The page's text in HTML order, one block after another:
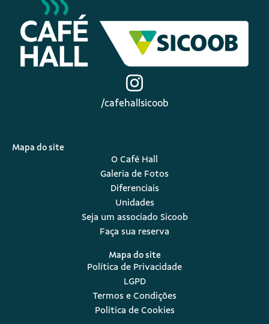
/cafehallsicoob
Mapa do site
O Café Hall
Galeria de Fotos
Diferenciais
Unidades
Seja um associado Sicoob
Faça sua reserva
Mapa do site
Política de Privacidade
LGPD
Termos e Condições
Política de Cookies